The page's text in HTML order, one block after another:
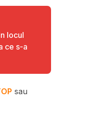
locul
ce s-a
sau